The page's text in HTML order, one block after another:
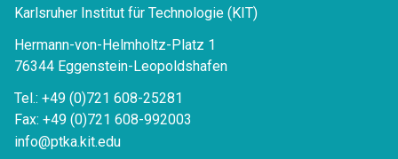
Karlsruher Institut für Technologie (KIT)
Hermann-von-Helmholtz-Platz 1
76344 Eggenstein-Leopoldshafen
Tel.: +49 (0)721 608-25281
Fax: +49 (0)721 608-992003
info@ptka.kit.edu